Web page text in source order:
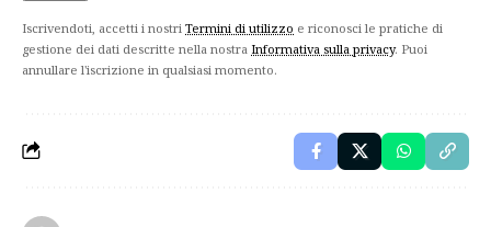
Iscrivendoti, accetti i nostri Termini di utilizzo e riconosci le pratiche di
gestione dei dati descritte nella nostra Informativa sulla privacy. Puoi
annullare l'iscrizione in qualsiasi momento.